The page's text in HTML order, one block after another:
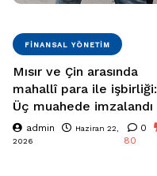
FINANSAL YÖNETIM
Mısır ve Çin arasında
mahallî para ile işbirliği:
Üç muahede imzalandı
admin
Haziran 22,
2026
0
80